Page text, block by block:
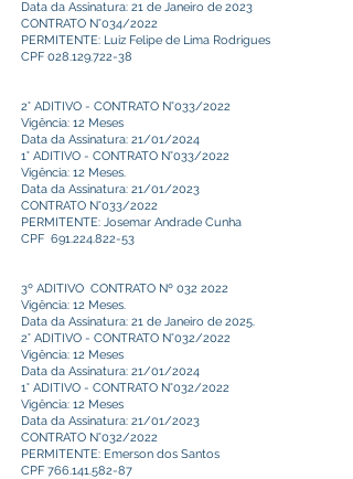
Data da Assinatura: 21 de Janeiro de 2023
CONTRATO N°034/2022
PERMITENTE: Luiz Felipe de Lima Rodrigues
CPF 028.129.722-38
2° ADITIVO - CONTRATO N°033/2022
Vigência: 12 Meses
Data da Assinatura: 21/01/2024
1° ADITIVO - CONTRATO N°033/2022
Vigência: 12 Meses.
Data da Assinatura: 21/01/2023
CONTRATO N°033/2022
PERMITENTE: Josemar Andrade Cunha
CPF 691.224.822-53
3º ADITIVO CONTRATO Nº 032 2022
Vigência: 12 Meses.
Data da Assinatura: 21 de Janeiro de 2025.
2° ADITIVO - CONTRATO N°032/2022
Vigência: 12 Meses
Data da Assinatura: 21/01/2024
1° ADITIVO - CONTRATO N°032/2022
Vigência: 12 Meses
Data da Assinatura: 21/01/2023
CONTRATO N°032/2022
PERMITENTE: Emerson dos Santos
CPF 766.141.582-87